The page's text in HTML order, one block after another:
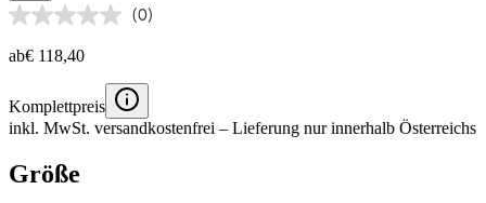
(0)
ab€ 118,40
Komplettpreis
inkl. MwSt. versandkostenfrei – Lieferung nur innerhalb Österreichs
Größe